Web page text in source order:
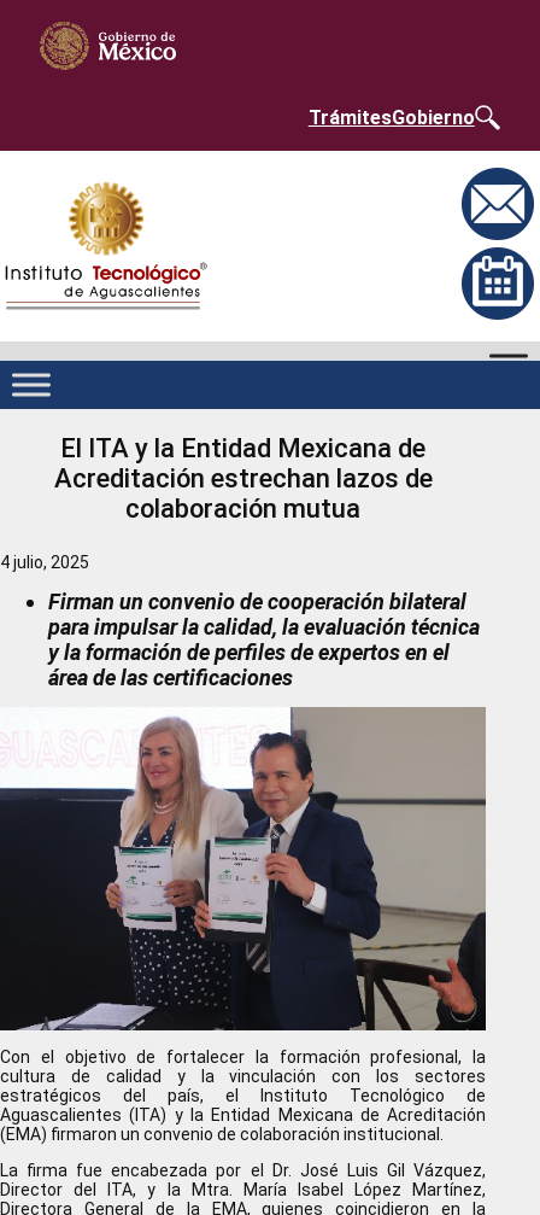
contenido
TrámitesGobierno
El ITA y la Entidad Mexicana de
Acreditación estrechan lazos de
colaboración mutua
4 julio, 2025
Firman un convenio de cooperación bilateral
para impulsar la calidad, la evaluación técnica
y la formación de perfiles de expertos en el
área de las certificaciones
Con el objetivo de fortalecer la formación profesional, la
cultura de calidad y la vinculación con los sectores
estratégicos del país, el Instituto Tecnológico de
Aguascalientes (ITA) y la Entidad Mexicana de Acreditación
(EMA) firmaron un convenio de colaboración institucional.
La firma fue encabezada por el Dr. José Luis Gil Vázquez,
Director del ITA, y la Mtra. María Isabel López Martínez,
Directora General de la EMA, quienes coincidieron en la